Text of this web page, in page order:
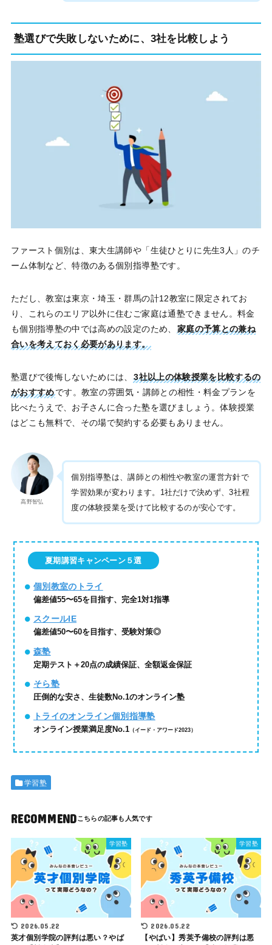
塾選びで失敗しないために、3社を比較しよう
ファースト個別は、東大生講師や「生徒ひとりに先生3人」のチ
ーム体制など、特徴のある個別指導塾です。
ただし、教室は東京・埼玉・群馬の計12教室に限定されてお
り、これらのエリア以外に住むご家庭は通塾できません。料金
も個別指導塾の中では高めの設定のため、 家庭の予算との兼ね
合いを考えておく必要があります。
塾選びで後悔しないためには、 3社以上の体験授業を比較するの
がおすすめです。教室の雰囲気・講師との相性・料金プランを
比べたうえで、お子さんに合った塾を選びましょう。体験授業
はどこも無料で、その場で契約する必要もありません。
高野智弘
個別指導塾は、講師との相性や教室の運営方針で
学習効果が変わります。1社だけで決めず、3社程
度の体験授業を受けて比較するのが安心です。
夏期講習キャンペーン５選
個別教室のトライ
偏差値55〜65を目指す、完全1対1指導
スクールIE
偏差値50〜60を目指す、受験対策◎
森塾
定期テスト＋20点の成績保証、全額返金保証
そら塾
圧倒的な安さ、生徒数No.1のオンライン塾
トライのオンライン個別指導塾
オンライン授業満足度No.1（イード・アワード2023）
学習塾
RECOMMEND
学習塾
2026.05.22
英才個別学院の評判は悪い？やば
学習塾
2026.05.22
【やばい】秀英予備校の評判は悪